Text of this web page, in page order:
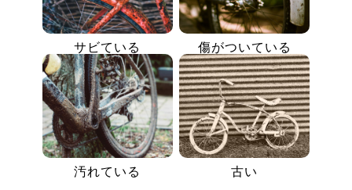
サビている 傷がついている
汚れている 古い